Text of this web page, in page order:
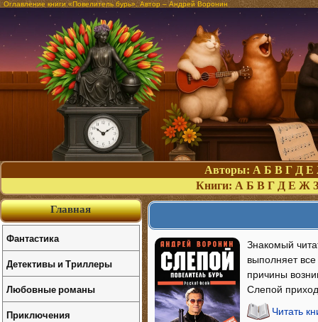
Оглавление книги «Повелитель бурь». Автор – Андрей Воронин
Авторы: А Б В Г Д Е
Книги: А Б В Г Д Е Ж З
Знакомый
выполняет
причины
Слепой
Читать
Главная
Фантастика
Детективы и Триллеры
Любовные романы
Приключения